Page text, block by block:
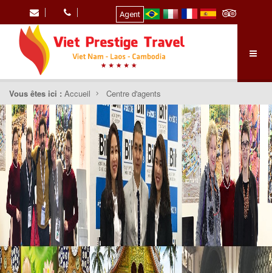
Agent
Vous êtes ici : Accueil Centre d'agents